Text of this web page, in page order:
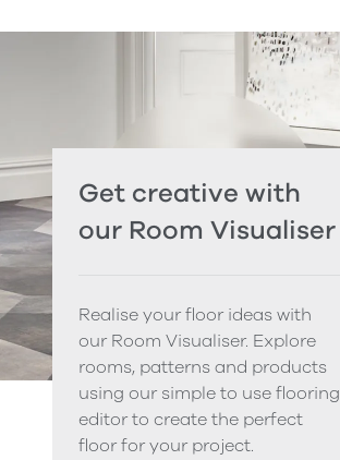
Get creative with
our Room Visualiser
Realise your floor ideas with
our Room Visualiser. Explore
rooms, patterns and products
using our simple to use flooring
editor to create the perfect
floor for your project.